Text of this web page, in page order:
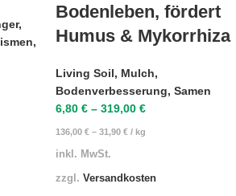
,
,
Bodenleben, fördert
Humus & Mykorrhiza
Living Soil, Mulch,
Bodenverbesserung, Samen
6,80 € – 319,00 €
136,00 € – 31,90 € / kg
inkl. MwSt.
zzgl. Versandkosten